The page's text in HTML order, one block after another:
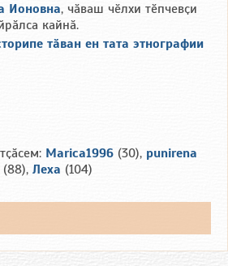
Ионовна, чӑваш чӗлхи тӗпчевҫи
кайнӑ.
тӑван ен тата этнографии
Marica1996 (30), punirena
(88), Леха (104)